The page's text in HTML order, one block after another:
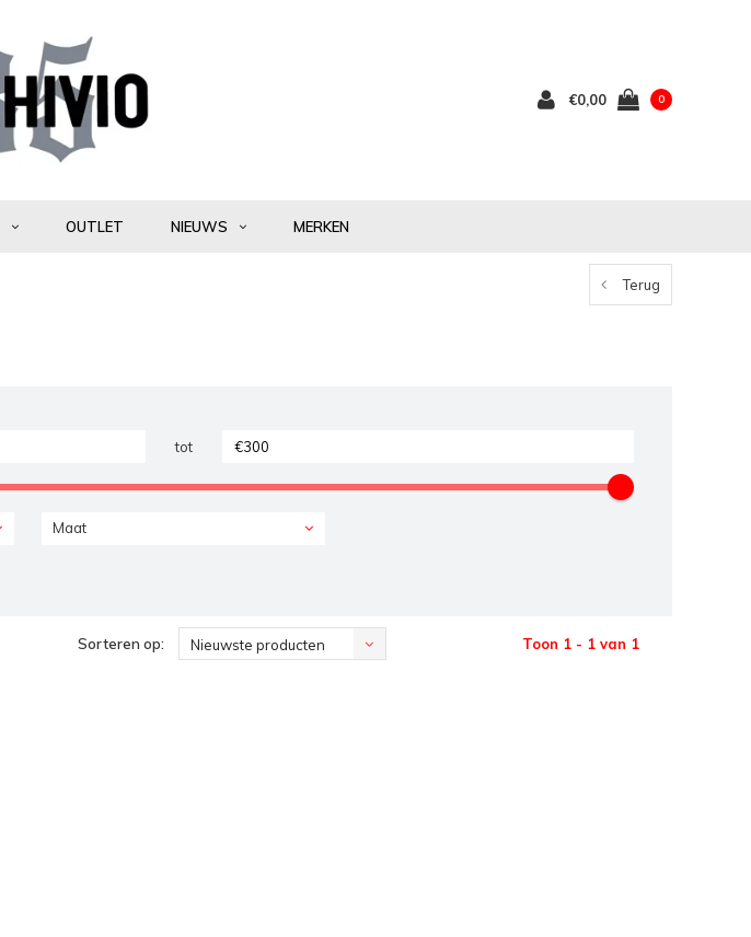
€0,00 0
OUTLET NIEUWS MERKEN
Terug
tot
Maat
Sorteren op: Nieuwste producten Toon 1 - 1 van 1